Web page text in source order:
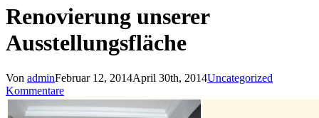
Search
Renovierung unserer
Ausstellungsfläche
Von adminFebruar 12, 2014April 30th, 2014Uncategorized
Kommentare